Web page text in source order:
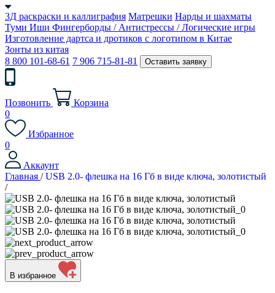
3Д раскраски и каллиграфия Матрешки Нарды и шахматы
Туми Иши Фингерборды / Антистрессы / Логические игры
Изготовление дартса и дротиков с логотипом в Китае
Зонты из китая
8 800 101-68-61 7 906 715-81-81 Оставить заявку
Позвонить
Корзина
0
Избранное
0
Аккаунт
Главная / USB 2.0- флешка на 16 Гб в виде ключа, золотистый
/
В избранное